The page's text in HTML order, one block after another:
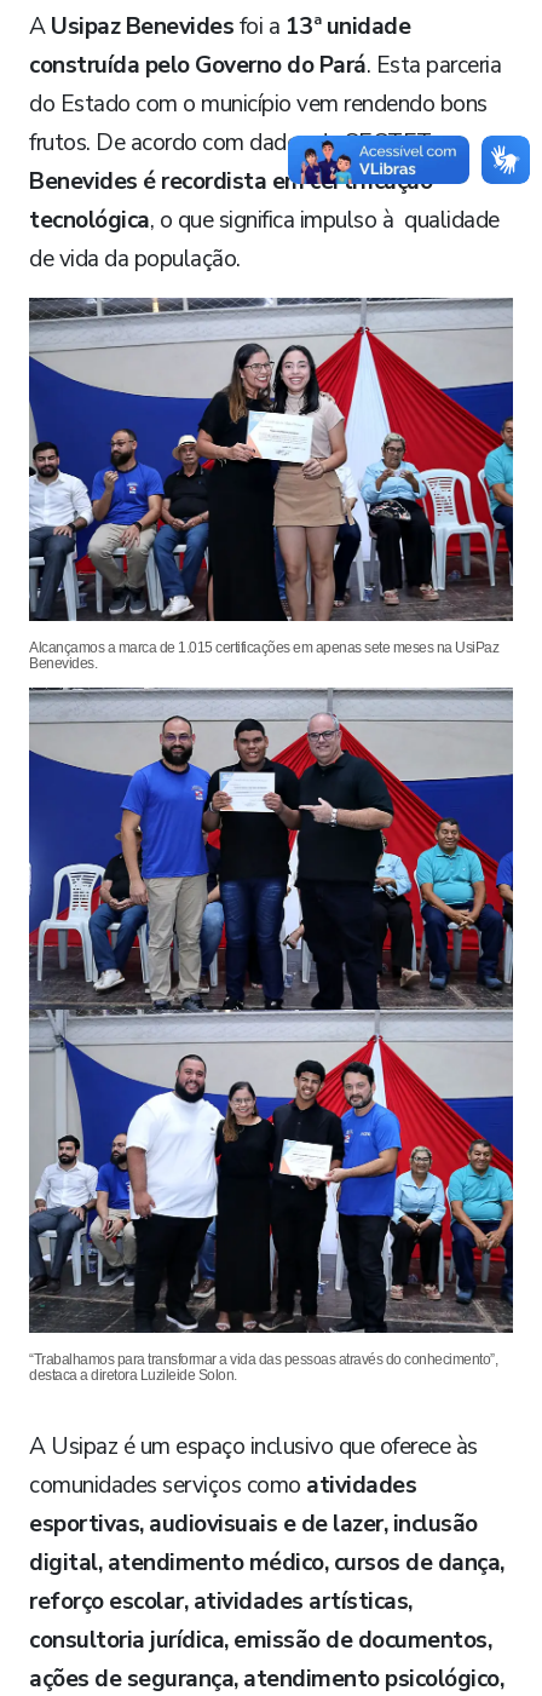
AUsipaz Benevidesfoi a 13ª unidade
construída pelo Governo do Pará. Esta parceria
do Estado com o município vem rendendo bons
frutos. De acordo com dados da SECTET,
Benevides é recordista em certificação
tecnológica, o que significa impulso à qualidade
de vida da população.
Alcançamos a marca de 1.015 certificações em apenas sete meses na UsiPaz
Benevides.
“Trabalhamos para transformar a vida das pessoas através do conhecimento”,
destaca a diretora Luzileide Solon.
A Usipaz é um espaço inclusivo que oferece às
comunidades serviços como atividades
esportivas, audiovisuais e de lazer, inclusão
digital, atendimento médico, cursos de dança,
reforço escolar, atividades artísticas,
consultoria jurídica, emissão de documentos,
ações de segurança, atendimento psicológico,